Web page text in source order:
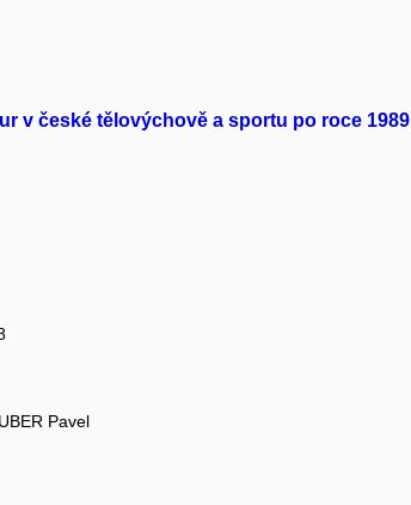
v české tělovýchově a sportu po roce 1989
Pavel